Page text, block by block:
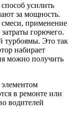
усилить
за мощность.
применение
горючего.
турбоямы. Это так
набирает
можно получить
в ремонте или
водителей